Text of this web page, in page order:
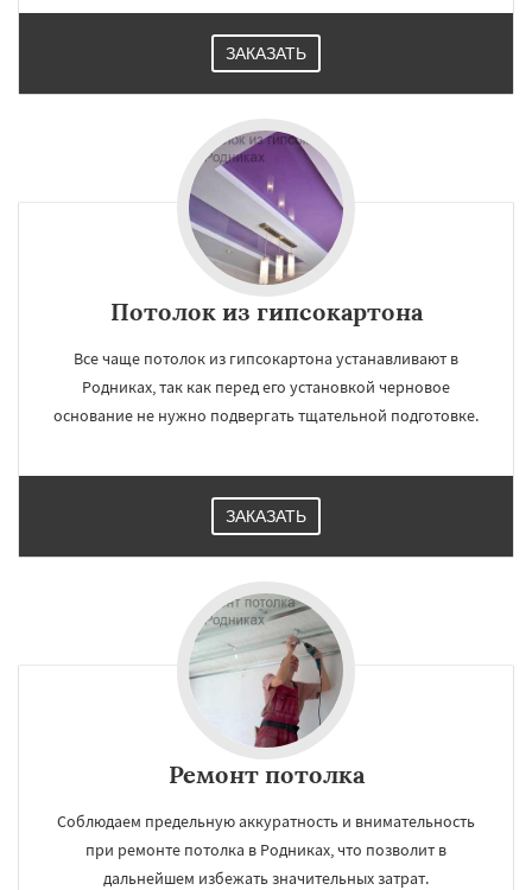
ЗАКАЗАТЬ
Потолок из гипсокартона
Все чаще потолок из гипсокартона устанавливают в
Родниках, так как перед его установкой черновое
основание не нужно подвергать тщательной подготовке.
ЗАКАЗАТЬ
Ремонт потолка
Соблюдаем предельную аккуратность и внимательность
при ремонте потолка в Родниках, что позволит в
дальнейшем избежать значительных затрат.